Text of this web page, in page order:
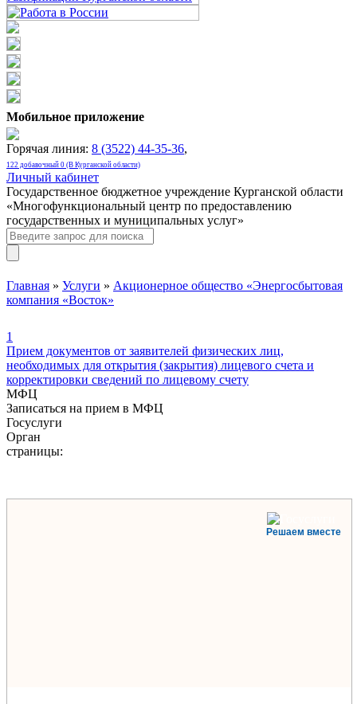
Мобильное приложение
Горячая линия: 8 (3522) 44-35-36,
122 добавочный 0 (В Курганской области)
Личный кабинет
Государственное бюджетное учреждение Курганской области
«Многофункциональный центр по предоставлению
государственных и муниципальных услуг»
Главная » Услуги » Акционерное общество «Энергосбытовая
компания «Восток»
1
Прием документов от заявителей физических лиц,
необходимых для открытия (закрытия) лицевого счета и
корректировки сведений по лицевому счету
МФЦ
Записаться на прием в МФЦ
Госуслуги
Орган
страницы:
Решаем вместе